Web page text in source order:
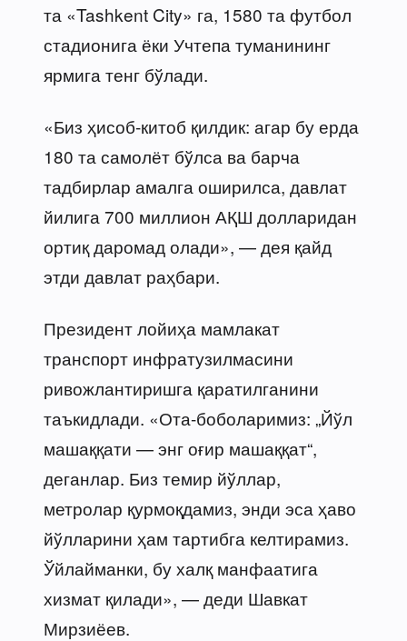
та «Tashkent City» га, 1580 та футбол
стадионига ёки Учтепа туманининг
ярмига тенг бўлади.
«Биз ҳисоб-китоб қилдик: агар бу ерда
180 та самолёт бўлса ва барча
тадбирлар амалга оширилса, давлат
йилига 700 миллион АҚШ долларидан
ортиқ даромад олади», — дея қайд
этди давлат раҳбари.
Президент лойиҳа мамлакат
транспорт инфратузилмасини
ривожлантиришга қаратилганини
таъкидлади. «Ота-боболаримиз: „Йўл
машаққати — энг оғир машаққат“,
деганлар. Биз темир йўллар,
метролар қурмоқдамиз, энди эса ҳаво
йўлларини ҳам тартибга келтирамиз.
Ўйлайманки, бу халқ манфаатига
хизмат қилади», — деди Шавкат
Мирзиёев.